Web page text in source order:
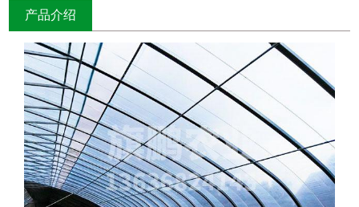
产品介绍